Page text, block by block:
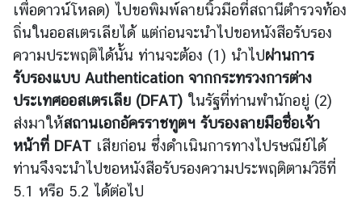
เพื่อดาวน์โหลด) ไปขอพิมพ์ลายนิ้วมือที่สถานีตำรวจท้อง
ถิ่นในออสเตรเลียได้ แต่ก่อนจะนำไปขอหนังสือรับรอง
ความประพฤติได้นั้น ท่านจะต้อง (1) นำไปผ่านการ
รับรองแบบ Authentication จากกระทรวงการต่าง
ประเทศออสเตรเลีย (DFAT) ในรัฐที่ท่านพำนักอยู่ (2)
ส่งมาให้สถานเอกอัครราชทูตฯ รับรองลายมือชื่อเจ้า
หน้าที่ DFAT เสียก่อน ซึ่งดำเนินการทางไปรษณีย์ได้
ท่านจึงจะนำไปขอหนังสือรับรองความประพฤติตามวิธีที่
5.1 หรือ 5.2 ได้ต่อไป